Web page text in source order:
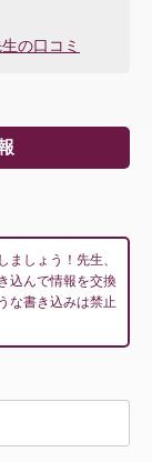
の口コミ
しょう！先生、
込んで情報を交換
な書き込みは禁止